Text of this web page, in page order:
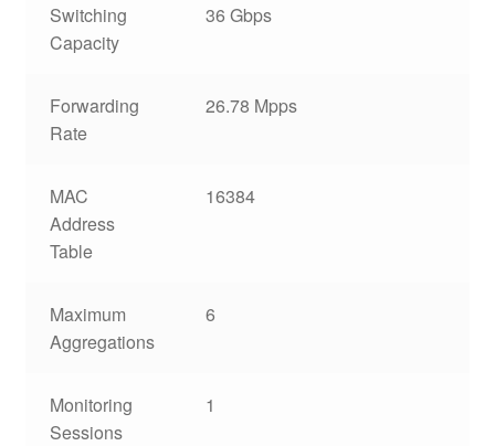
Switching
Capacity
36 Gbps
Forwarding
Rate
26.78 Mpps
MAC
Address
Table
16384
Maximum
Aggregations
6
Monitoring
Sessions
1